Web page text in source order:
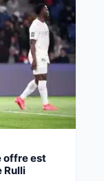
offre est
Rulli